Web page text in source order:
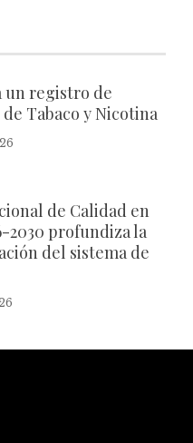
un registro de
Tabaco y Nicotina
de Calidad en
2030 profundiza la
del sistema de